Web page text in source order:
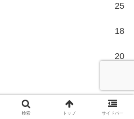
25
18
20
131
検索 トップ サイドバー